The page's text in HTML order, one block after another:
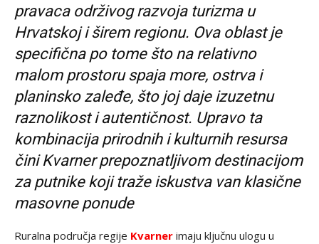
pravaca održivog razvoja turizma u
Hrvatskoj i širem regionu. Ova oblast je
specifična po tome što na relativno
malom prostoru spaja more, ostrva i
planinsko zaleđe, što joj daje izuzetnu
raznolikost i autentičnost. Upravo ta
kombinacija prirodnih i kulturnih resursa
čini Kvarner prepoznatljivom destinacijom
za putnike koji traže iskustva van klasične
masovne ponude
Ruralna područja regije Kvarner imaju ključnu ulogu u